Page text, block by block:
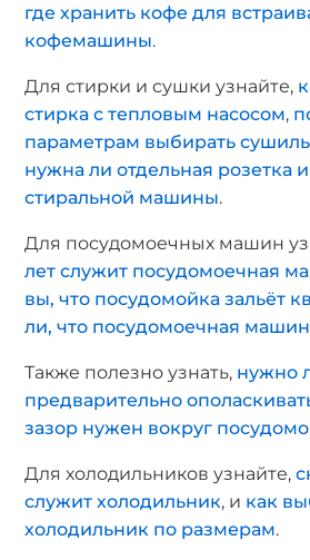
где хранить кофе для
кофемашины.
Для стирки и сушки узнайте,
стирка с тепловым насосом,
параметрам выбирать
нужна ли отдельная розетка
стиральной машины.
Для посудомоечных машин
лет служит посудомоечная
вы, что посудомойка зальёт
ли, что посудомоечная
Также полезно узнать, нужно
предварительно
зазор нужен вокруг
Для холодильников узнайте,
служит холодильник, и как
холодильник по размерам.